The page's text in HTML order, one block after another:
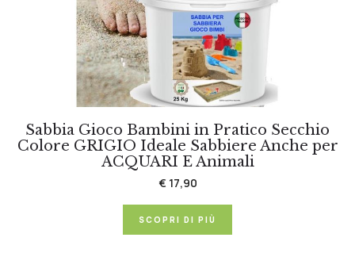
Sabbia Gioco Bambini in Pratico Secchio
Colore GRIGIO Ideale Sabbiere Anche per
ACQUARI E Animali
€ 17,90
SCOPRI DI PIÙ